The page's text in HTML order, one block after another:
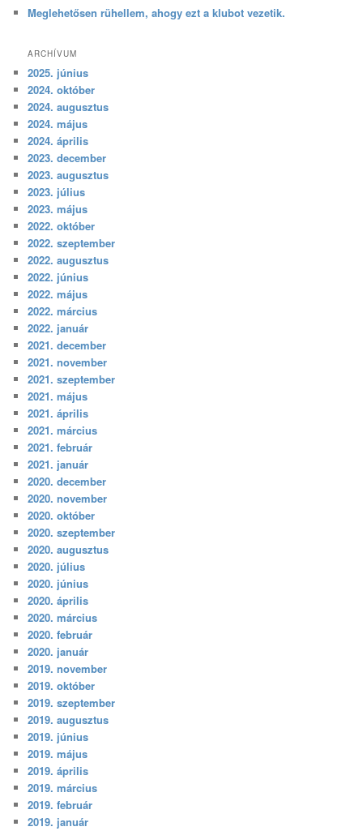
Meglehetősen rühellem, ahogy ezt a klubot vezetik.
ARCHÍVUM
2025. június
2024. október
2024. augusztus
2024. május
2024. április
2023. december
2023. augusztus
2023. július
2023. május
2022. október
2022. szeptember
2022. augusztus
2022. június
2022. május
2022. március
2022. január
2021. december
2021. november
2021. szeptember
2021. május
2021. április
2021. március
2021. február
2021. január
2020. december
2020. november
2020. október
2020. szeptember
2020. augusztus
2020. július
2020. június
2020. április
2020. március
2020. február
2020. január
2019. november
2019. október
2019. szeptember
2019. augusztus
2019. június
2019. május
2019. április
2019. március
2019. február
2019. január